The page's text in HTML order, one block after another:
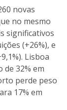
novas
no mesmo
significativos
(+26%), e
Lisboa
32% em
perde peso
17% em